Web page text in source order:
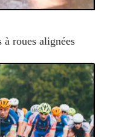
roues alignées